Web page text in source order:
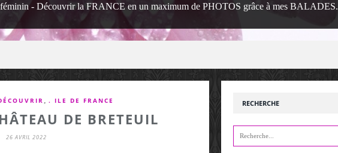
- Découvrir la FRANCE en un maximum de PHOTOS grâce à mes BALADES.
. ILE DE FRANCE
DE BRETEUIL
26 AVRIL 2022
RECHERCHE